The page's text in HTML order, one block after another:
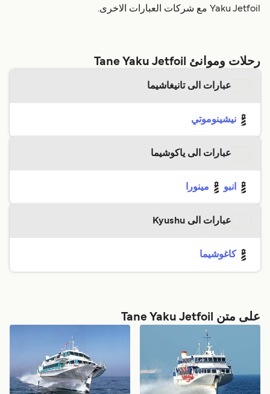
Yaku Jetfoil مع شركات العبارات الاخرى.
رحلات وموانئ Tane Yaku Jetfoil
عبارات الى تانيغاشيما
نيشينوموتي
عبارات الى ياكوشيما
انبو مينورا
عبارات الى Kyushu
كاغوشيما
على متن Tane Yaku Jetfoil